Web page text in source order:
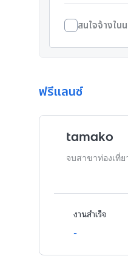
สนใจจ้างใน
ฟรีแลนซ์
tamako
จบสาขาท่องเที่
งานสำเร็จ
-